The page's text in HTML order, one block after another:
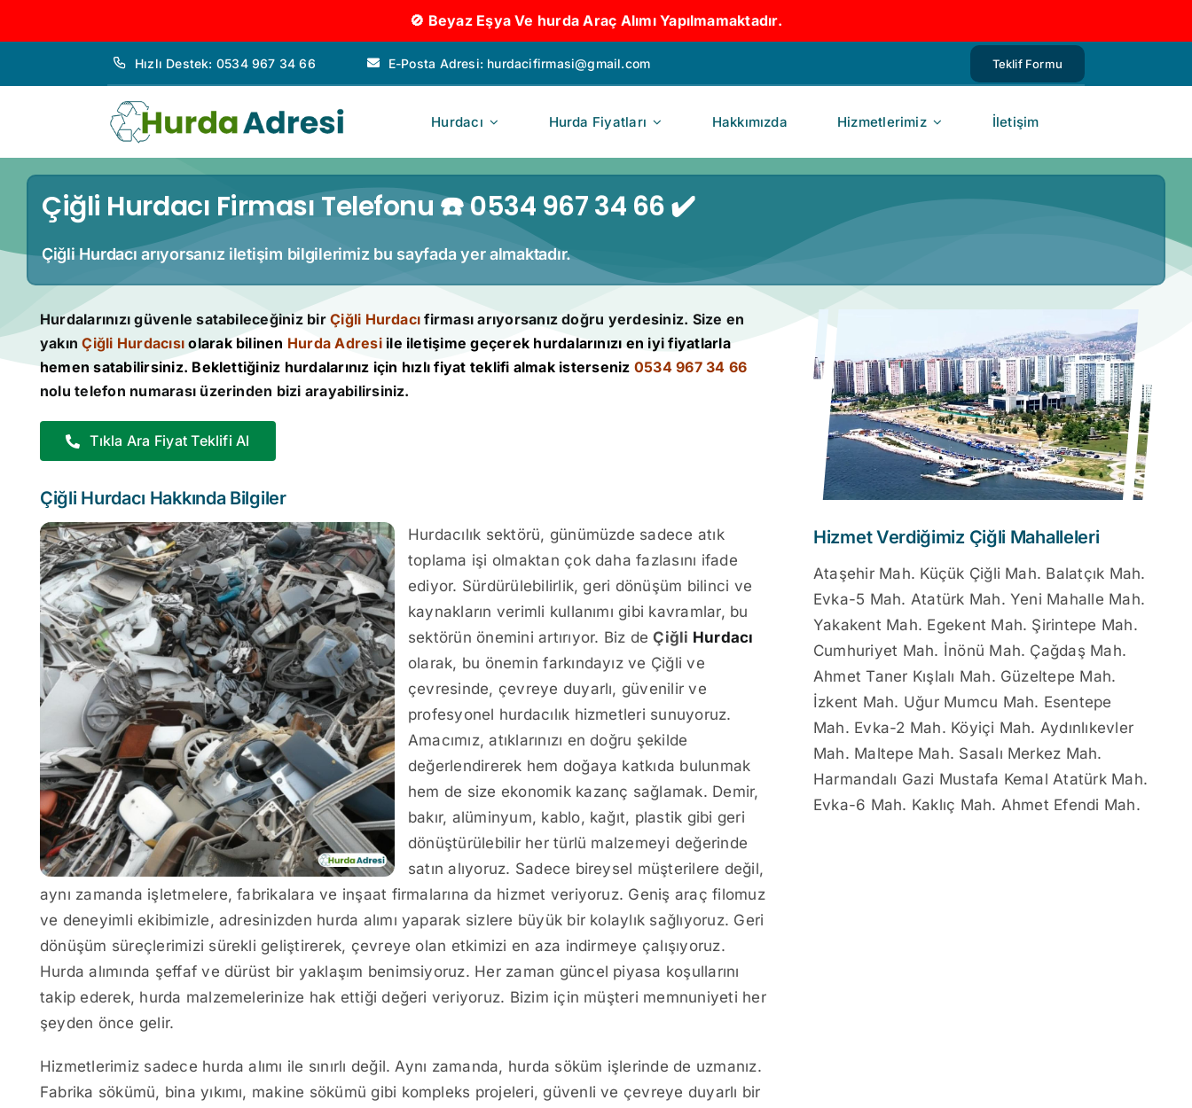
🚫 Beyaz Eşya Ve hurda Araç Alımı Yapılmamaktadır.
Hızlı Destek: 0534 967 34 66 E-Posta Adresi: hurdacifirmasi@gmail.com Teklif Formu
Hurdacı Hurda Fiyatları Hakkımızda Hizmetlerimiz İletişim
Çiğli Hurdacı Firması Telefonu ☎️ 0534 967 34 66 ✔️
Çiğli Hurdacı arıyorsanız iletişim bilgilerimiz bu sayfada yer almaktadır.
Hurdalarınızı güvenle satabileceğiniz birÇiğli Hurdacı firması arıyorsanız doğru yerdesiniz. Size en
yakınÇiğli Hurdacısı olarak bilinen Hurda Adresiile iletişime geçerek hurdalarınızı en iyi fiyatlarla
hemen satabilirsiniz. Beklettiğiniz hurdalarınız için hızlı fiyat teklifi almak isterseniz 0534 967 34 66
nolu telefon numarası üzerinden bizi arayabilirsiniz.
Tıkla Ara Fiyat Teklifi Al
Çiğli Hurdacı Hakkında Bilgiler
Hurdacılık sektörü, günümüzde sadece atık
toplama işi olmaktan çok daha fazlasını ifade
ediyor. Sürdürülebilirlik, geri dönüşüm bilinci ve
kaynakların verimli kullanımı gibi kavramlar, bu
sektörün önemini artırıyor. Biz deÇiğli Hurdacı
olarak, bu önemin farkındayız ve Çiğli ve
çevresinde, çevreye duyarlı, güvenilir ve
profesyonel hurdacılık hizmetleri sunuyoruz.
Amacımız, atıklarınızı en doğru şekilde
değerlendirerek hem doğaya katkıda bulunmak
hem de size ekonomik kazanç sağlamak. Demir,
bakır, alüminyum, kablo, kağıt, plastik gibi geri
dönüştürülebilir her türlü malzemeyi değerinde
satın alıyoruz. Sadece bireysel müşterilere değil,
aynı zamanda işletmelere, fabrikalara ve inşaat firmalarına da hizmet veriyoruz. Geniş araç filomuz
ve deneyimli ekibimizle, adresinizden hurda alımı yaparak sizlere büyük bir kolaylık sağlıyoruz. Geri
dönüşüm süreçlerimizi sürekli geliştirerek, çevreye olan etkimizi en aza indirmeye çalışıyoruz.
Hurda alımında şeffaf ve dürüst bir yaklaşım benimsiyoruz. Her zaman güncel piyasa koşullarını
takip ederek, hurda malzemelerinize hak ettiği değeri veriyoruz. Bizim için müşteri memnuniyeti her
şeyden önce gelir.
Hizmetlerimiz sadece hurda alımı ile sınırlı değil. Aynı zamanda, hurda söküm işlerinde de uzmanız.
Fabrika sökümü, bina yıkımı, makine sökümü gibi kompleks projeleri, güvenli ve çevreye duyarlı bir
Hizmet Verdiğimiz Çiğli Mahalleleri
Ataşehir Mah. Küçük Çiğli Mah. Balatçık Mah.
Evka-5 Mah. Atatürk Mah. Yeni Mahalle Mah.
Yakakent Mah. Egekent Mah. Şirintepe Mah.
Cumhuriyet Mah. İnönü Mah. Çağdaş Mah.
Ahmet Taner Kışlalı Mah. Güzeltepe Mah.
İzkent Mah. Uğur Mumcu Mah. Esentepe
Mah. Evka-2 Mah. Köyiçi Mah. Aydınlıkevler
Mah. Maltepe Mah. Sasalı Merkez Mah.
Harmandalı Gazi Mustafa Kemal Atatürk Mah.
Evka-6 Mah. Kaklıç Mah. Ahmet Efendi Mah.